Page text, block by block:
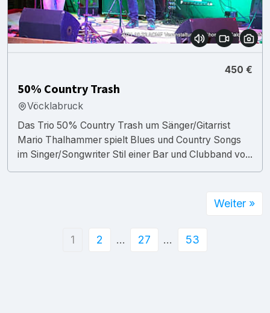
450 €
50% Country Trash
Vöcklabruck
Das Trio 50% Country Trash um Sänger/Gitarrist
Mario Thalhammer spielt Blues und Country Songs
im Singer/Songwriter Stil einer Bar und Clubband vo...
1 2 … 27 … 53
Weiter »